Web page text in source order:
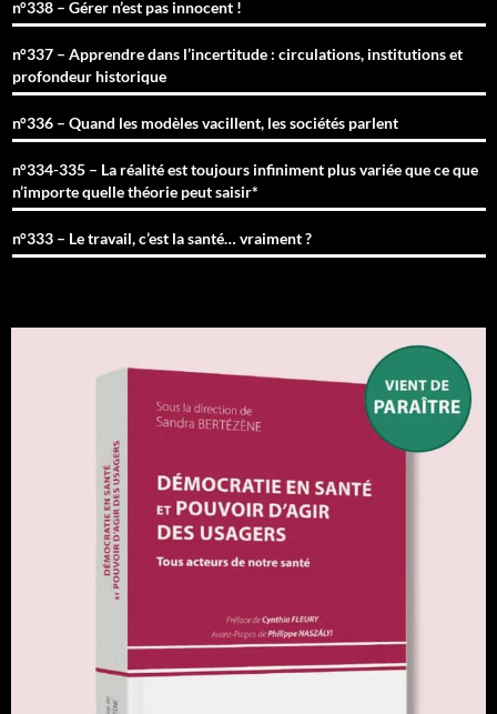
n°338 – Gérer n’est pas innocent !
n°337 – Apprendre dans l’incertitude : circulations, institutions et
profondeur historique
n°336 – Quand les modèles vacillent, les sociétés parlent
n°334-335 – La réalité est toujours infiniment plus variée que ce que
n’importe quelle théorie peut saisir*
n°333 – Le travail, c’est la santé… vraiment ?